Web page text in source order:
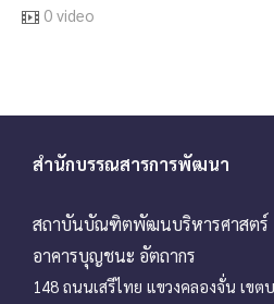
0 video
สำนักบรรณสารการพัฒนา
สถาบันบัณฑิตพัฒนบริหารศาสตร์
อาคารบุญชนะ อัตถากร
148 ถนนเสรีไทย แขวงคลองจั่น เขต